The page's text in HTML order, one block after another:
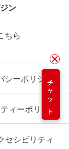
チャット
ン
ちら
シーポリシー
ィーポリシー
セシビリティ